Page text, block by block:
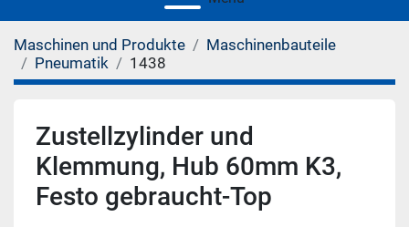
Maschinen und Produkte
Maschinenbauteile
Pneumatik
1438
Zustellzylinder und
Klemmung, Hub 60mm K3,
Festo gebraucht-Top